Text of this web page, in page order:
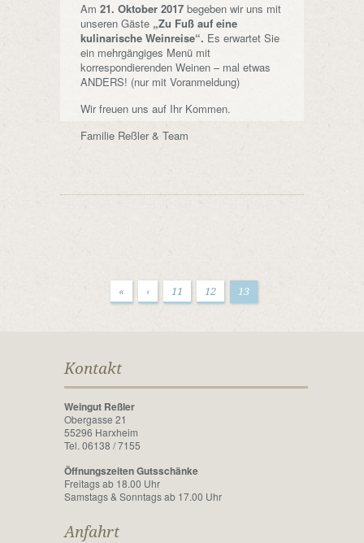
Am 21. Oktober 2017 begeben wir uns mit
unseren Gäste „Zu Fuß auf eine
kulinarische Weinreise“. Es erwartet Sie
ein mehrgängiges Menü mit
korrespondierenden Weinen – mal etwas
ANDERS! (nur mit Voranmeldung)
Wir freuen uns auf Ihr Kommen.
Familie Reßler & Team
« ‹ 11 12 13
Kontakt
Weingut Reßler
Obergasse 21
55296 Harxheim
Tel. 06138 / 7155
Öffnungszeiten Gutsschänke
Freitags ab 18.00 Uhr
Samstags & Sonntags ab 17.00 Uhr
Anfahrt